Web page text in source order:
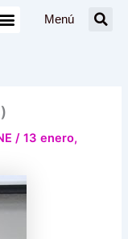
Menú
/13 enero,